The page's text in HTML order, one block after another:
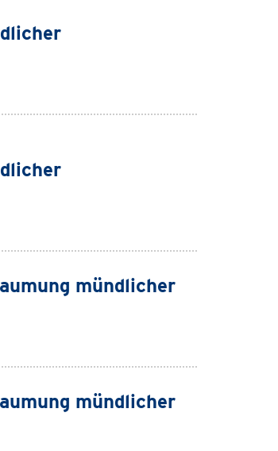
mündlicher
mündlicher